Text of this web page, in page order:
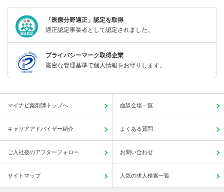
「医療分野適正」認定を取得
適正認定事業者として認定されました。
プライバシーマーク取得企業
厳密な管理基準で個人情報をお守りします。
マイナビ薬剤師トップへ 面談会場一覧
キャリアアドバイザー紹介 よくある質問
ご入社後のアフターフォロー お問い合わせ
サイトマップ 人気の求人検索一覧